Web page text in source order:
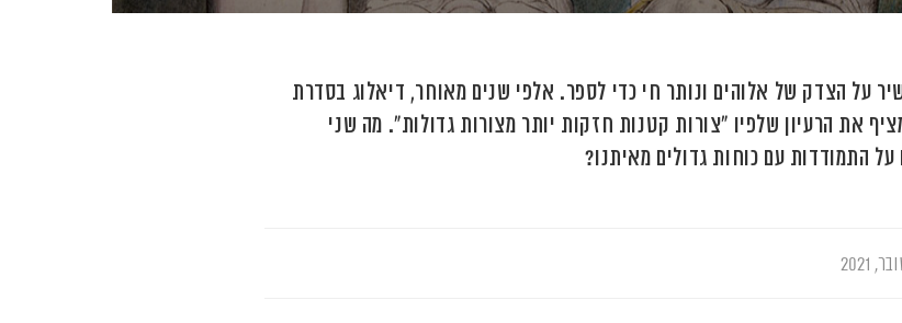
על הצדק של אלוהים ונותר חי כדי לספר. אלפי שנים מאוחר, דיאלוג בסדרת
את הרעיון שלפיו "צורות קטנות חזקות יותר מצורות גדולות". מה שני
על התמודדות עם כוחות גדולים מאיתנו?